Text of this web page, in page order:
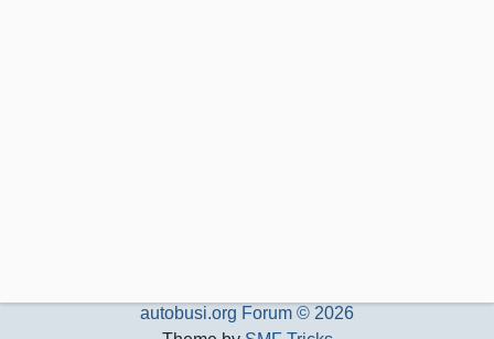
autobusi.org Forum © 2026